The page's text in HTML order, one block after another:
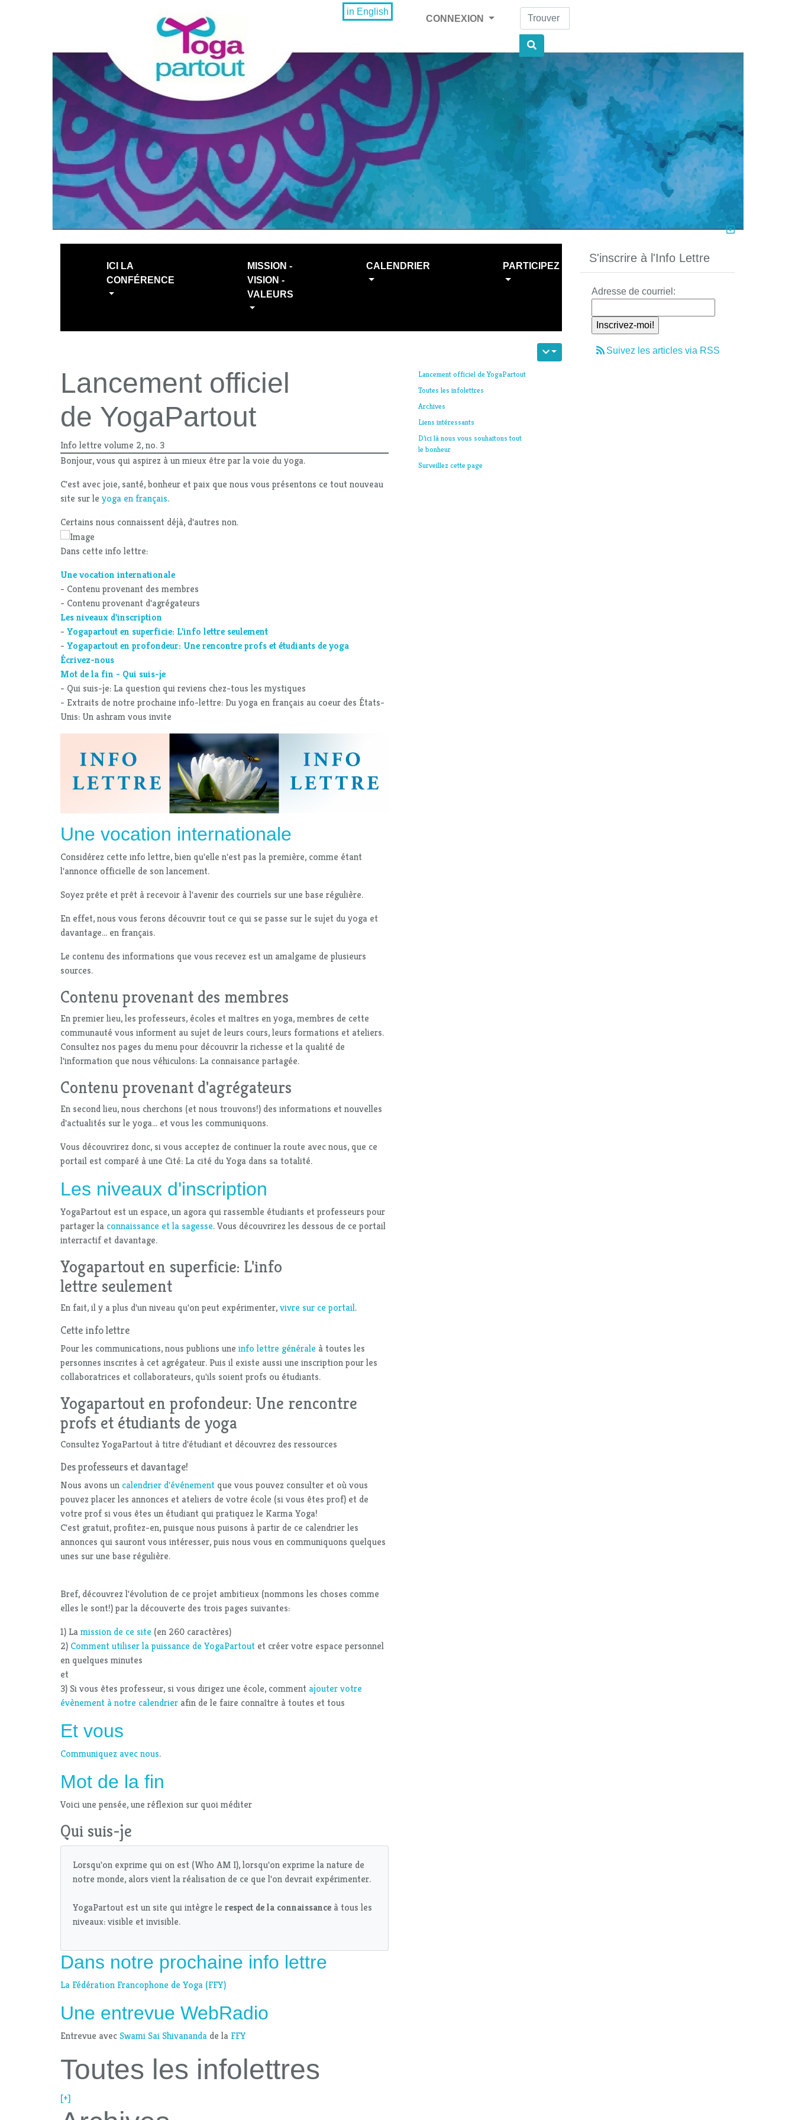
in English
CONNEXION
Find
ICI LA
CONFÉRENCE
MISSION -
VISION -
VALEURS
CALENDRIER PARTICIPEZ
Lancement officiel
de YogaPartout
Info lettre volume 2, no. 3
Bonjour, vous qui aspirez à un mieux être par la voie du yoga.
C'est avec joie, santé, bonheur et paix que nous vous présentons ce tout nouveau
site sur le yoga en français.
Certains nous connaissent déjà, d'autres non.
Dans cette info lettre:
Une vocation internationale
- Contenu provenant des membres
- Contenu provenant d'agrégateurs
Les niveaux d'inscription
- Yogapartout en superficie: L'info lettre seulement
- Yogapartout en profondeur: Une rencontre profs et étudiants de yoga
Écrivez-nous
Mot de la fin - Qui suis-je
- Qui suis-je: La question qui reviens chez-tous les mystiques
- Extraits de notre prochaine info-lettre: Du yoga en français au coeur des États-
Unis: Un ashram vous invite
Une vocation internationale
Considérez cette info lettre, bien qu'elle n'est pas la première, comme étant
l'annonce officielle de son lancement.
Soyez prête et prêt à recevoir à l'avenir des courriels sur une base régulière.
En effet, nous vous ferons découvrir tout ce qui se passe sur le sujet du yoga et
davantage... en français.
Le contenu des informations que vous recevez est un amalgame de plusieurs
sources.
Contenu provenant des membres
En premier lieu, les professeurs, écoles et maîtres en yoga, membres de cette
communauté vous informent au sujet de leurs cours, leurs formations et ateliers.
Consultez nos pages du menu pour découvrir la richesse et la qualité de
l'information que nous véhiculons: La connaisance partagée.
Contenu provenant d'agrégateurs
En second lieu, nous cherchons (et nous trouvons!) des informations et nouvelles
d'actualités sur le yoga... et vous les communiquons.
Vous découvrirez donc, si vous acceptez de continuer la route avec nous, que ce
portail est comparé à une Cité: La cité du Yoga dans sa totalité.
Les niveaux d'inscription
YogaPartout est un espace, un agora qui rassemble étudiants et professeurs pour
partager la connaissance et la sagesse. Vous découvrirez les dessous de ce portail
interractif et davantage.
Yogapartout en superficie: L'info
lettre seulement
En fait, il y a plus d'un niveau qu'on peut expérimenter,vivre sur ce portail.
Cette info lettre
Pour les communications, nous publions une info lettre générale à toutes les
personnes inscrites à cet agrégateur. Puis il existe aussi une inscription pour les
collaboratrices et collaborateurs, qu'ils soient profs ou étudiants.
Yogapartout en profondeur: Une rencontre
profs et étudiants de yoga
Consultez YogaPartout à titre d'étudiant et découvrez des ressources
Des professeurs et davantage!
Nous avons un calendrier d'événement que vous pouvez consulter et où vous
pouvez placer les annonces et ateliers de votre école (si vous êtes prof) et de
votre prof si vous êtes un étudiant qui pratiquez le Karma Yoga!
C'est gratuit, profitez-en, puisque nous puisons à partir de ce calendrier les
annonces qui sauront vous intéresser, puis nous vous en communiquons quelques
unes sur une base régulière.
Bref, découvrez l'évolution de ce projet ambitieux (nommons les choses comme
elles le sont!) par la découverte des trois pages suivantes:
1) Lamission de ce site (en 260 caractères)
2) Comment utiliser la puissance de YogaPartout et créer votre espace personnel
en quelques minutes
et
3) Si vous êtes professeur, si vous dirigez une école, comment ajouter votre
évènement à notre calendrier afin de le faire connaître à toutes et tous
Et vous
Communiquez avec nous.
Mot de la fin
Voici une pensée, une réflexion sur quoi méditer
Qui suis-je
Lorsqu'on exprime qui on est (Who AM I), lorsqu'on exprime la nature de
notre monde, alors vient la réalisation de ce que l'on devrait expérimenter.
YogaPartout est un site qui intègre le respect de la connaissance à tous les
niveaux: visible et invisible.
Dans notre prochaine info lettre
La Fédération Francophone de Yoga (FFY)
Une entrevue WebRadio
Entrevue avec Swami Sai Shivananda de la FFY
Toutes les infolettres
[+]
Lancement officiel de YogaPartout
Toutes les infolettres
Archives
Liens intéressants
D'ici là nous vous souhaitons tout
le bonheur
Surveillez cette page
S'inscrire à l'Info Lettre
Adresse de courriel:
Suivez les articles via RSS